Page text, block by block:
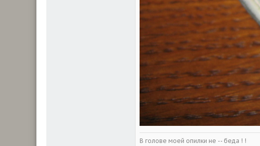
В голове моей опилки не -- беда ! !